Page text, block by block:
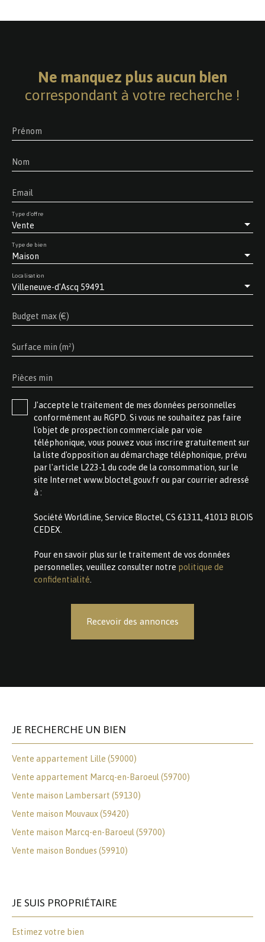
Ne manquez plus aucun bien
correspondant à votre recherche !
Prénom
Nom
Email
Vente
Type d'offre
Maison
Type de bien
Villeneuve-d'Ascq 59491
Localisation
Budget max (€)
Surface min (m²)
Pièces min
J'accepte le traitement de mes données personnelles
conformément au RGPD. Si vous ne souhaitez pas faire
l'objet de prospection commerciale par voie
téléphonique, vous pouvez vous inscrire gratuitement sur
la liste d'opposition au démarchage téléphonique, prévu
par l'article L223-1 du code de la consommation, sur le
site Internet www.bloctel.gouv.fr ou par courrier adressé
à :
Société Worldline, Service Bloctel, CS 61311, 41013 BLOIS
CEDEX.
Pour en savoir plus sur le traitement de vos données
personnelles, veuillez consulter notre politique de
confidentialité
Recevoir des annonces
JE RECHERCHE UN BIEN
Vente appartement Lille (59000)
Vente appartement Marcq-en-Baroeul (59700)
Vente maison Lambersart (59130)
Vente maison Mouvaux (59420)
Vente maison Marcq-en-Baroeul (59700)
Vente maison Bondues (59910)
JE SUIS PROPRIÉTAIRE
Estimez votre bien